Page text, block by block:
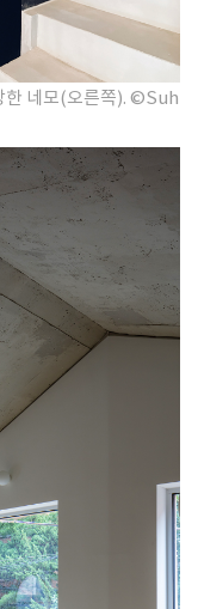
한 네모(오른쪽). ©Suh